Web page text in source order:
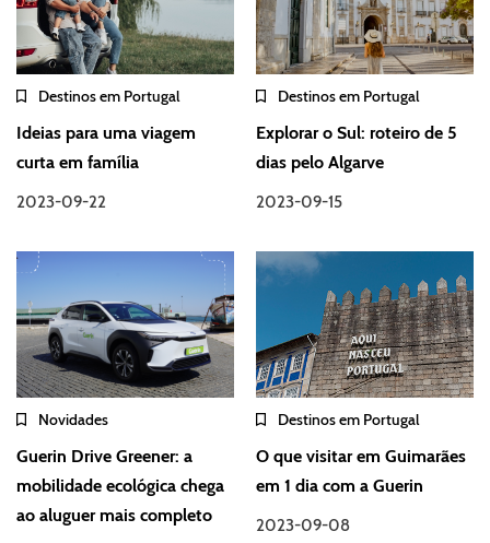
Destinos em Portugal
Ideias para uma viagem
curta em família
2023-09-22
Destinos em Portugal
Explorar o Sul: roteiro de 5
dias pelo Algarve
2023-09-15
Novidades
Guerin Drive Greener: a
mobilidade ecológica chega
ao aluguer mais completo
Destinos em Portugal
O que visitar em Guimarães
em 1 dia com a Guerin
2023-09-08